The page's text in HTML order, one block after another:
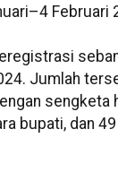
Februari
Jumlah
sengketa
bupati, dan